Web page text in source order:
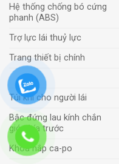
Hệ thống chống bó cứng
phanh (ABS)
Trợ lực lái thuỷ lực
Trang thiết bị chính
Túi khí cho người lái
Bậc đứng lau kính chắn
gió phía trước
Khoá nắp ca-po